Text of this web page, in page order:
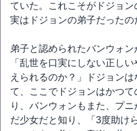
ていた。これこそがドジョ
実はドジョンの弟子だったの
弟子と認められたバンウォン
「乱世を口実にしない正し
えられるのか？」ドジョン
て、ここでドジョンはかつ
り、バンウォンもまた、プ
だ少女だと知り、「3度助け